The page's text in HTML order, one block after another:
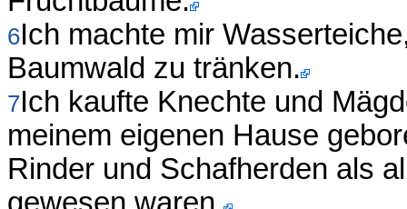
6Ich machte mir
Baumwald zu tränken.
7Ich kaufte Knechte und
meinem eigenen Hause
Rinder und Schafherden als